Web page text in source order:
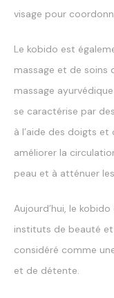
visage pour
Le kobido est
massage et de soins
massage
se caractérise par
à l’aide des doigts
améliorer la
peau et à atténuer
Aujourd’hui, le
instituts de beauté
considéré comme
et de détente.